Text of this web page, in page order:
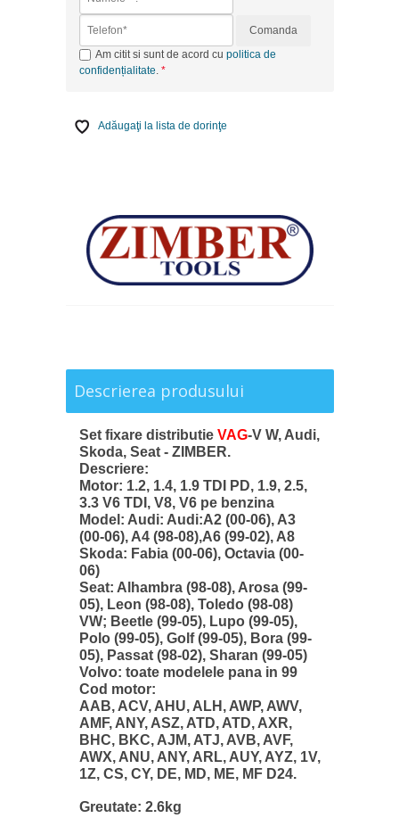
Comanda
Am citit si sunt de acord cu politica de
confidențialitate.
Adăugaţi la lista de dorinţe
Descrierea produsului
Set fixare distributieVAG-V W, Audi,
Skoda, Seat - ZIMBER.
Descriere:
Motor: 1.2, 1.4, 1.9 TDI PD, 1.9, 2.5,
3.3 V6 TDI, V8, V6 pe benzina
Model: Audi: Audi:A2 (00-06), A3
(00-06), A4 (98-08),A6 (99-02), A8
Skoda: Fabia (00-06), Octavia (00-
06)
Seat: Alhambra (98-08), Arosa (99-
05), Leon (98-08), Toledo (98-08)
VW; Beetle (99-05), Lupo (99-05),
Polo (99-05), Golf (99-05), Bora (99-
05), Passat (98-02), Sharan (99-05)
Volvo: toate modelele pana in 99
Cod motor:
AAB, ACV, AHU, ALH, AWP, AWV,
AMF, ANY, ASZ, ATD, ATD, AXR,
BHC, BKC, AJM, ATJ, AVB, AVF,
AWX, ANU, ANY, ARL, AUY, AYZ, 1V,
1Z, CS, CY, DE, MD, ME, MF D24.
Greutate: 2.6kg